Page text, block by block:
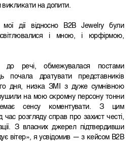
викликати на допити.
дії відносно B2B Jewelry були
і мною, і юрфірмою,
до речі, обмежувалася постами
почала дратувати представників
дня, низка ЗМІ з дуже сумнівною
на мою скромну персону тонни
сенсу коментувати. З цим
час розгляду справ про захист честі,
З власних джерел підтвердивши
вітер», я усвідомив — з кейсом B2B